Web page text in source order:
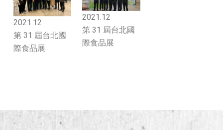
2021.12
第 31 屆台北國
際食品展
2021.12
第 31 屆台北國
際食品展